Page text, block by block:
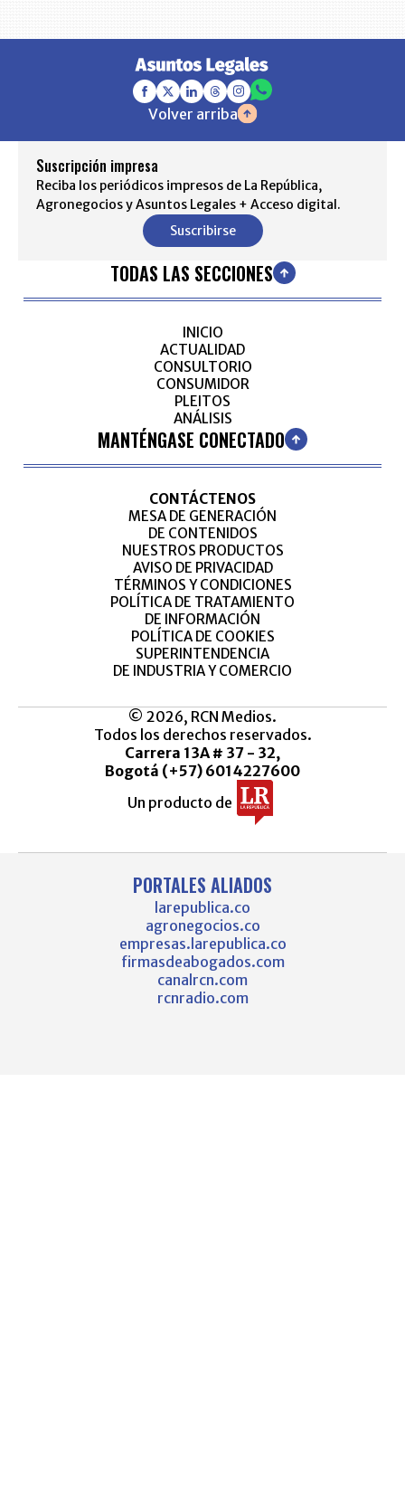
Volver arriba
Suscripción impresa
Reciba los periódicos impresos de La República,
Agronegocios y Asuntos Legales + Acceso digital.
Suscribirse
TODAS LAS SECCIONES
INICIO
ACTUALIDAD
CONSULTORIO
CONSUMIDOR
PLEITOS
ANÁLISIS
MANTÉNGASE CONECTADO
CONTÁCTENOS
MESA DE GENERACIÓN
DE CONTENIDOS
NUESTROS PRODUCTOS
AVISO DE PRIVACIDAD
TÉRMINOS Y CONDICIONES
POLÍTICA DE TRATAMIENTO
DE INFORMACIÓN
POLÍTICA DE COOKIES
SUPERINTENDENCIA
DE INDUSTRIA Y COMERCIO
© 2026, RCN Medios.
Todos los derechos reservados.
Carrera 13A # 37 - 32,
Bogotá (+57) 6014227600
Un producto de
PORTALES ALIADOS
larepublica.co
agronegocios.co
empresas.larepublica.co
firmasdeabogados.com
canalrcn.com
rcnradio.com